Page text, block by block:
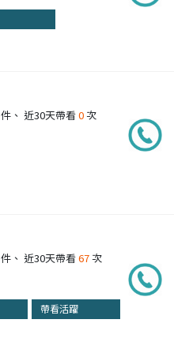
件、 近30天帶看0次
件、 近30天帶看67次
帶看活躍